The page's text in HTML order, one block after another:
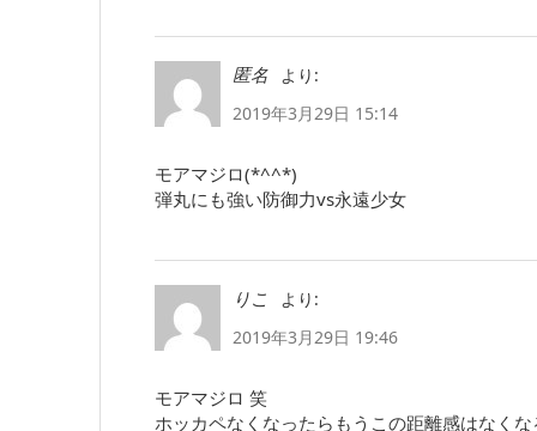
匿名
より:
2019年3月29日 15:14
モアマジロ(*^^*)
弾丸にも強い防御力vs永遠少女
りこ
より:
2019年3月29日 19:46
モアマジロ 笑
ホッカペなくなったらもうこの距離感はなく